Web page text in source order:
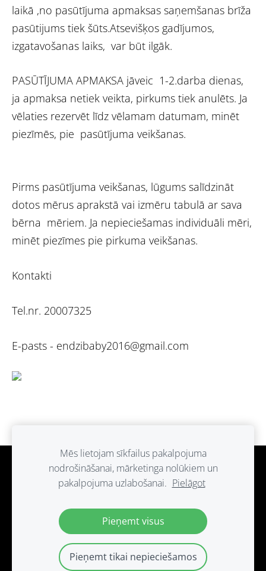
laikā ,no pasūtījuma apmaksas saņemšanas brīža
pasūtijums tiek šūts.Atsevišķos gadījumos,
izgatavošanas laiks, var būt ilgāk.
PASŪTĪJUMA APMAKSA jāveic 1-2.darba dienas,
ja apmaksa netiek veikta, pirkums tiek anulēts. Ja
vēlaties rezervēt līdz vēlamam datumam, minēt
piezīmēs, pie pasūtījuma veikšanas.
Pirms pasūtījuma veikšanas, lūgums salīdzināt
dotos mērus aprakstā vai izmēru tabulā ar sava
bērna mēriem. Ja nepieciešamas individuāli mēri,
minēt piezīmes pie pirkuma veikšanas.
Kontakti
Tel.nr. 20007325
E-pasts - endzibaby2016@gmail.com
Sīkdatnes
Paldies ka atbalsti ražots Latvijā.
Mēs lietojam sīkfailus pakalpojuma
nodrošināšanai, mārketinga nolūkiem un
pakalpojuma uzlabošanai. Pielāgot
Pieņemt visus
Pieņemt tikai nepieciešamos